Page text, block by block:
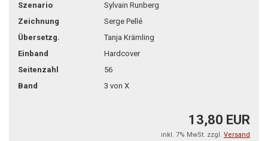
Szenario
Sylvain Runberg
Zeichnung
Serge Pellé
Übersetzg.
Tanja Krämling
Einband
Hardcover
Seitenzahl
56
Band
3 von X
13,80 EUR
inkl. 7% MwSt. zzgl. Versand